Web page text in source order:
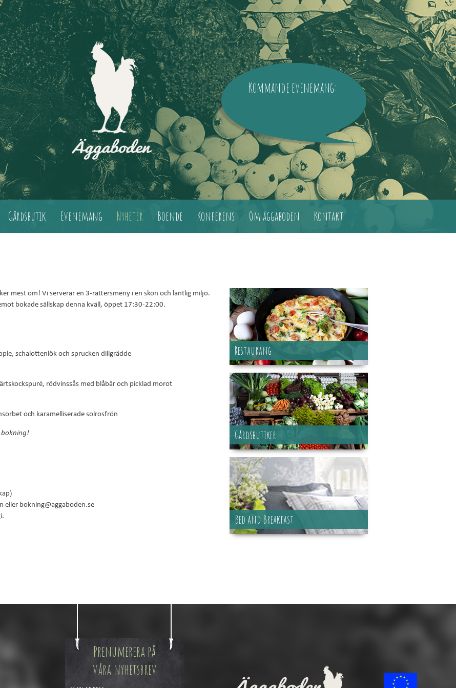
Kommande evenemang:
Gårdsbutik Evenemang Nyheter Boende Konferens Om äggaboden Kontakt
mest om! Vi serverar en 3-rättersmeny i en skön och lantlig miljö.
bokade sällskap denna kväll, öppet 17:30-22:00.
schalottenlök och sprucken dillgrädde
rödvinssås med blåbär och picklad morot
och karamelliserade solrosfrön
bokning!
eller bokning@aggaboden.se
Restaurang
Gårdsbutiker
Bed and Breakfast
Prenumerera på
våra nyhetsbrev